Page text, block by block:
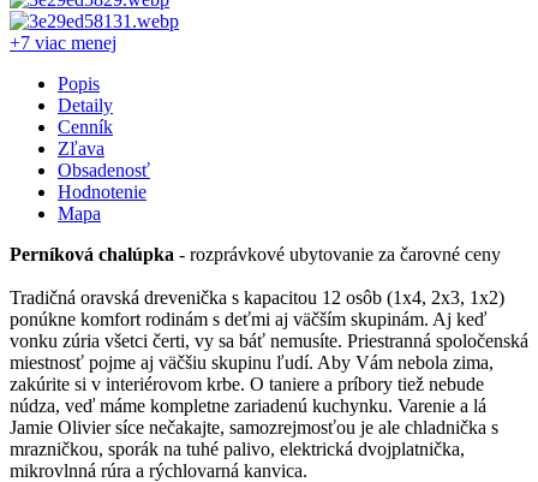
+7 viac menej
Popis
Detaily
Cenník
Zľava
Obsadenosť
Hodnotenie
Mapa
Perníková chalúpka - rozprávkové ubytovanie za čarovné ceny
Tradičná oravská drevenička s kapacitou 12 osôb (1x4, 2x3, 1x2)
ponúkne komfort rodinám s deťmi aj väčším skupinám. Aj keď
vonku zúria všetci čerti, vy sa báť nemusíte. Priestranná spoločenská
miestnosť pojme aj väčšiu skupinu ľudí. Aby Vám nebola zima,
zakúrite si v interiérovom krbe. O taniere a príbory tiež nebude
núdza, veď máme kompletne zariadenú kuchynku. Varenie a lá
Jamie Olivier síce nečakajte, samozrejmosťou je ale chladnička s
mrazničkou, sporák na tuhé palivo, elektrická dvojplatnička,
mikrovlnná rúra a rýchlovarná kanvica.